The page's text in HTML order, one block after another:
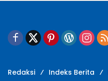
Redaksi Indeks Berita